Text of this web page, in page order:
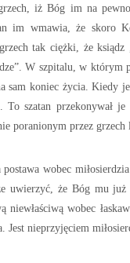
iż Bóg im na
im wmawia, że skoro
tak ciężki, że
W szpitalu, w którym
sam koniec życia. Kiedy
To szatan przekonywał
poranionym przez grzech
postawa wobec
uwierzyć, że Bóg mu
niewłaściwą wobec
Jest nieprzyjęciem